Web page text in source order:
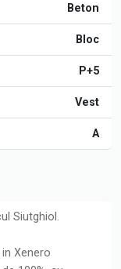
Beton
Bloc
P+5
Vest
A
Siutghiol.
Xenero